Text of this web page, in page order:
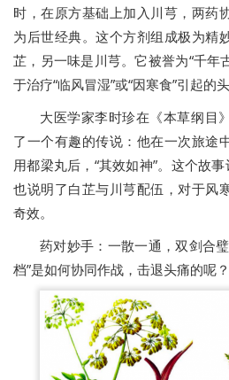
时，在原方基础上加入川芎，两药
为后世经典。这个方剂组成极为精
芷，另一味是川芎。它被誉为“千年
于治疗“临风冒湿”或“因寒食”引起的
大医学家李时珍在《本草纲目
了一个有趣的传说：他在一次旅途
用都梁丸后，“其效如神”。这个故事
也说明了白芷与川芎配伍，对于风
奇效。
药对妙手：一散一通，双剑合
档”是如何协同作战，击退头痛的呢？